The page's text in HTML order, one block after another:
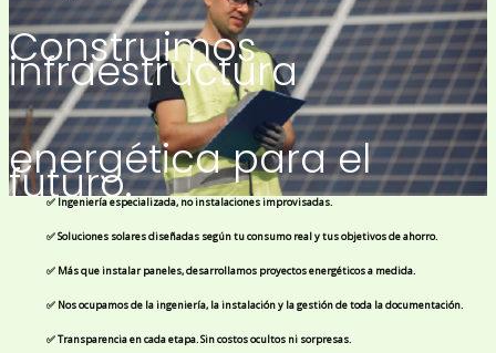
Construimos
infraestructura
energética para el
futuro.
✅ Ingeniería especializada, no instalaciones improvisadas.
✅ Soluciones solares diseñadas según tu consumo real y tus objetivos de ahorro.
✅ Más que instalar paneles, desarrollamos proyectos energéticos a medida.
✅ Nos ocupamos de la ingeniería, la instalación y la gestión de toda la documentación.
✅ Transparencia en cada etapa. Sin costos ocultos ni sorpresas.